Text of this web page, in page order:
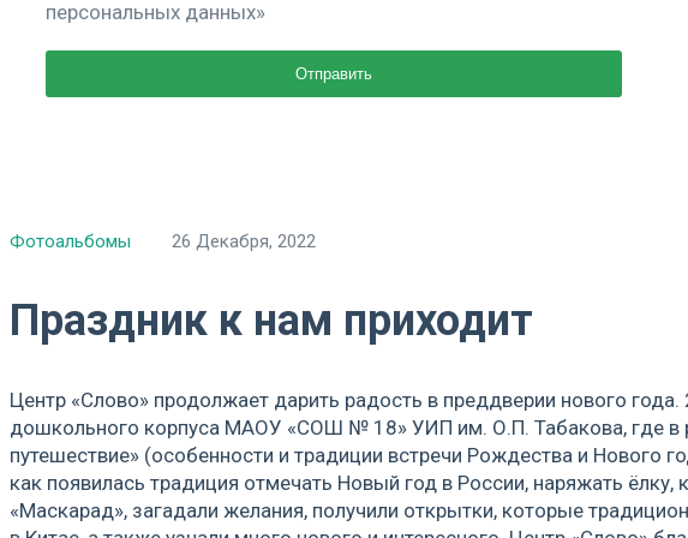
персональных данных»
Фотоальбомы 26 Декабря, 2022
Праздник к нам приходит
Центр «Слово» продолжает дарить радость в преддверии нового
дошкольного корпуса МАОУ «СОШ № 18» УИП им. О.П. Табакова, где в
путешествие» (особенности и традиции встречи Рождества и Нового
как появилась традиция отмечать Новый год в России, наряжать
«Маскарад», загадали желания, получили открытки, которые